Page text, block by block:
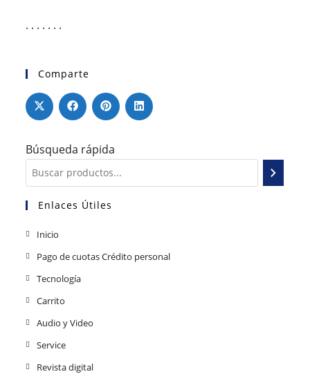
. . . . . . .
Comparte
Búsqueda rápida
Enlaces Útiles
Inicio
Pago de cuotas Crédito personal
Tecnología
Carrito
Audio y Video
Service
Revista digital